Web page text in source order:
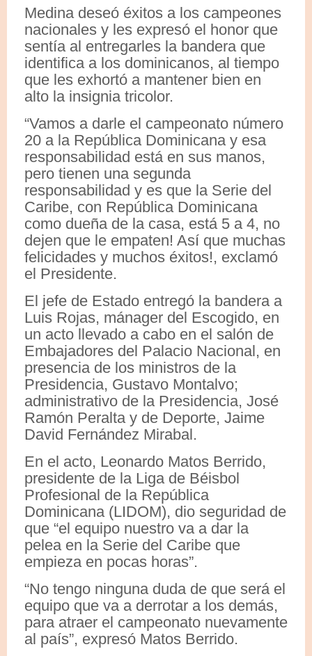
Medina deseó éxitos a los campeones
nacionales y les expresó el honor que
sentía al entregarles la bandera que
identifica a los dominicanos, al tiempo
que les exhortó a mantener bien en
alto la insignia tricolor.
“Vamos a darle el campeonato número
20 a la República Dominicana y esa
responsabilidad está en sus manos,
pero tienen una segunda
responsabilidad y es que la Serie del
Caribe, con República Dominicana
como dueña de la casa, está 5 a 4, no
dejen que le empaten! Así que muchas
felicidades y muchos éxitos!, exclamó
el Presidente.
El jefe de Estado entregó la bandera a
Luis Rojas, mánager del Escogido, en
un acto llevado a cabo en el salón de
Embajadores del Palacio Nacional, en
presencia de los ministros de la
Presidencia, Gustavo Montalvo;
administrativo de la Presidencia, José
Ramón Peralta y de Deporte, Jaime
David Fernández Mirabal.
En el acto, Leonardo Matos Berrido,
presidente de la Liga de Béisbol
Profesional de la República
Dominicana (LIDOM), dio seguridad de
que “el equipo nuestro va a dar la
pelea en la Serie del Caribe que
empieza en pocas horas”.
“No tengo ninguna duda de que será el
equipo que va a derrotar a los demás,
para atraer el campeonato nuevamente
al país”, expresó Matos Berrido.